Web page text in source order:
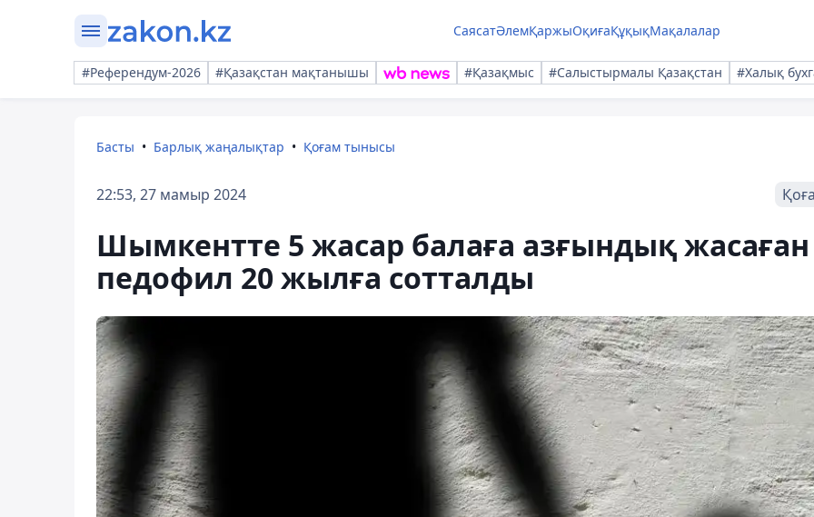
СаясатӘлемҚаржыОқиғаҚұқықМақалалар
#Референдум-2026 #Қазақстан мақтанышы #Қазақмыс #Салыстырмалы Қазақстан #Халық
Басты Барлық жаңалықтар Қоғам тынысы
22:53, 27 мамыр 2024
Шымкентте 5 жасар балаға азғындық жасаған
педофил 20 жылға сотталды